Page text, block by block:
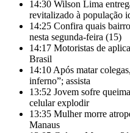
14:30 Wilson Lima
revitalizado à população
14:25 Confira quais
nesta segunda-feira (15)
14:17 Motoristas de
Brasil
14:10 Após matar
inferno”; assista
13:52 Jovem sofre
celular explodir
13:35 Mulher morre
Manaus